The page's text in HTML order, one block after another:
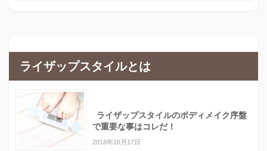
ライザップスタイルとは
ライザップスタイルのボディメイク序盤
で重要な事はコレだ！
2018年10月17日